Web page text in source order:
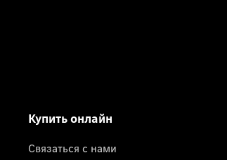
Купить онлайн
Связаться с нами